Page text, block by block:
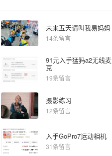
未来五天请叫我易妈妈
14条留言
91元入手猛犸a2无线麦
克
19条留言
摄影练习
12条留言
入手GoPro7运动相机
31条留言